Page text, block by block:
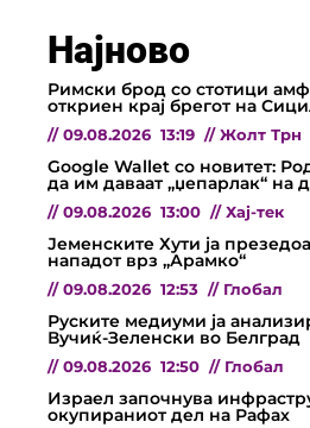
Најново
Римски брод со стотици
откриен крај брегот на
// 09.08.2026 13:19 // Жолт Трн
Google Wallet со новитет:
да им даваат „џепарлак“ на
// 09.08.2026 13:00 // Хај-тек
Јеменските Хути ја
нападот врз „Арамко“
// 09.08.2026 12:53 // Глобал
Руските медиуми ја
Вучиќ-Зеленски во Белград
// 09.08.2026 12:50 // Глобал
Израел започнува
окупираниот дел на Рафах